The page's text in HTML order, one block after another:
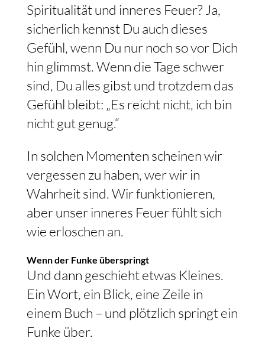
Spiritualität und inneres Feuer? Ja,
sicherlich kennst Du auch dieses
Gefühl, wenn Du nur noch so vor Dich
hin glimmst. Wenn die Tage schwer
sind, Du alles gibst und trotzdem das
Gefühl bleibt: „Es reicht nicht, ich bin
nicht gut genug.“
In solchen Momenten scheinen wir
vergessen zu haben, wer wir in
Wahrheit sind. Wir funktionieren,
aber unser inneres Feuer fühlt sich
wie erloschen an.
Wenn der Funke überspringt
Und dann geschieht etwas Kleines.
Ein Wort, ein Blick, eine Zeile in
einem Buch – und plötzlich springt ein
Funke über.